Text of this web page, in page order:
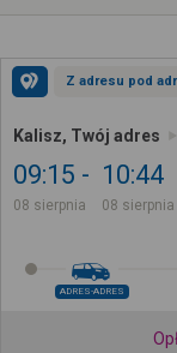
Z adresu pod
Kalisz, Twój adres
09:15
08 sierpnia
10:44
08 sierpnia
ADRES-ADRES